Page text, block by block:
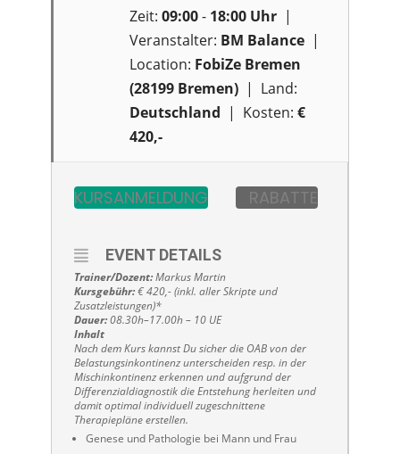
Zeit:09:00- 18:00 Uhr |
Veranstalter: BM Balance |
Location: FobiZe Bremen
(28199 Bremen) | Land:
Deutschland | Kosten:€
420,-
KURSANMELDUNG RABATTE
EVENT DETAILS
Trainer/Dozent:Markus Martin
Kursgebühr:€ 420,- (inkl. aller Skripte und
Zusatzleistungen)*
Dauer:08.30h–17.00h – 10 UE
Inhalt
Nach dem Kurs kannst Du sicher die OAB von der
Belastungsinkontinenz unterscheiden resp. in der
Mischinkontinenz erkennen und aufgrund der
Differenzialdiagnostik die Entstehung herleiten und
damit optimal individuell zugeschnittene
Therapiepläne erstellen.
Genese und Pathologie bei Mann und Frau